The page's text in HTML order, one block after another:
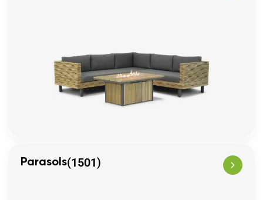
Parasols(1501)